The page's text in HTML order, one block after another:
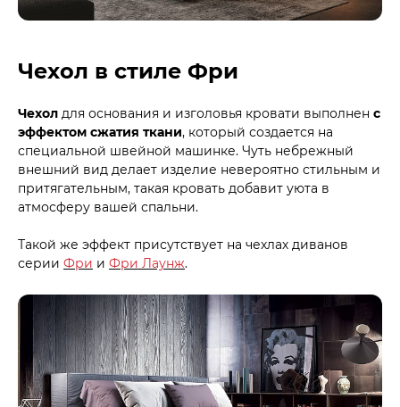
Чехол в стиле Фри
Чехол для основания и изголовья кровати выполнен с
эффектом сжатия ткани, который создается на
специальной швейной машинке. Чуть небрежный
внешний вид делает изделие невероятно стильным и
притягательным, такая кровать добавит уюта в
атмосферу вашей спальни.
Такой же эффект присутствует на чехлах диванов
серии Фри и Фри Лаунж.